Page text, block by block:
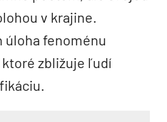
v krajine.
úloha fenoménu
zbližuje ľudí